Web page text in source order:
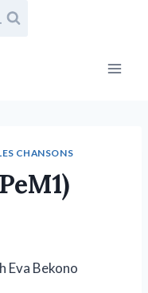
CHANSONS
Eva Bekono